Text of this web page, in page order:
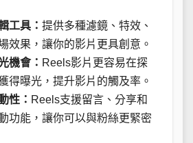
工具： 提供多種濾鏡、特效、
效果，讓你的影片更具創意。
機會： Reels影片更容易在探
得曝光，提升影片的觸及率。
性： Reels支援留言、分享和
功能，讓你可以與粉絲更緊密